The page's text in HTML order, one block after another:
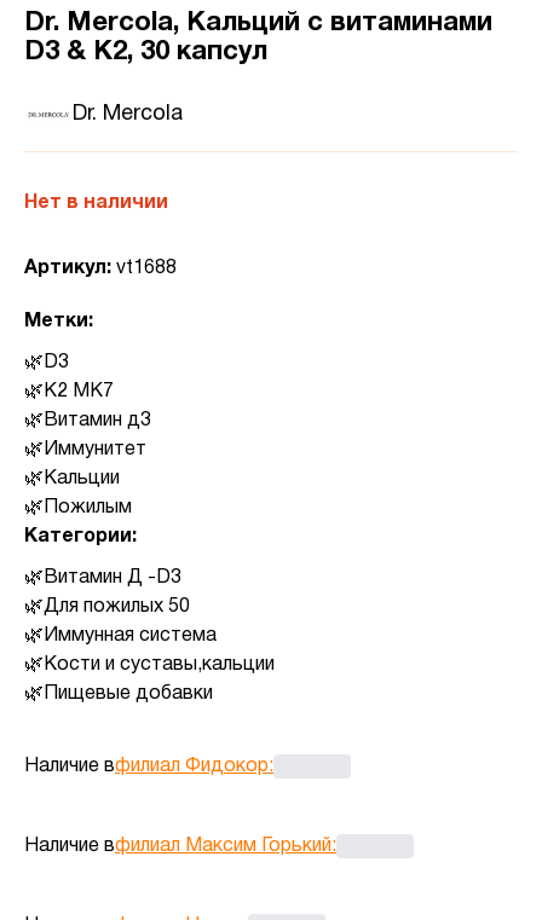
Dr. Mercola, Кальций с витаминами
D3 & K2, 30 капсул
Dr. Mercola
Нет в наличии
Артикул: vt1688
Метки:
D3
K2 MK7
Витамин д3
Иммунитет
Кальции
Пожилым
Категории:
Витамин Д -D3
Для пожилых 50
Иммунная система
Кости и суставы,кальции
Пищевые добавки
Наличие вфилиал Фидокор:
Наличие вфилиал Максим Горький: